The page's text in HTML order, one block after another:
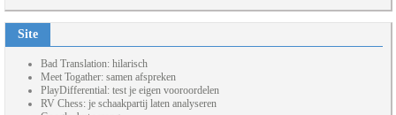
Site
Bad Translation: hilarisch
Meet Togather: samen afspreken
PlayDifferential: test je eigen vooroordelen
RV Chess: je schaakpartij laten analyseren